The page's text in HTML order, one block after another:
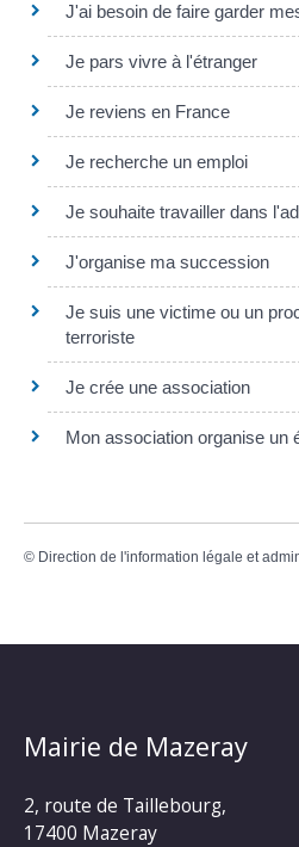
J'ai besoin de faire garder
Je pars vivre à l'étranger
Je reviens en France
Je recherche un emploi
Je souhaite travailler dans
J'organise ma succession
Je suis une victime ou un
terroriste
Je crée une association
Mon association organise un
© Direction de l'information légale et
Mairie de Mazeray
2, route de Taillebourg,
17400 Mazeray